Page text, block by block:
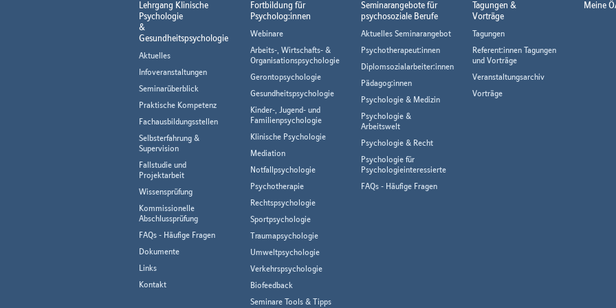
Lehrgang Klinische
Psychologie
&
Gesundheitspsychologie
Aktuelles
Infoveranstaltungen
Seminarüberblick
Praktische Kompetenz
Fachausbildungsstellen
Selbsterfahrung &
Supervision
Fallstudie und
Projektarbeit
Wissensprüfung
Kommissionelle
Abschlussprüfung
FAQs - Häufige Fragen
Dokumente
Links
Kontakt
Fortbildung für
Psycholog:innen
Webinare
Arbeits-, Wirtschafts- &
Organisationspsychologie
Gerontopsychologie
Gesundheitspsychologie
Kinder-, Jugend- und
Familienpsychologie
Klinische Psychologie
Mediation
Notfallpsychologie
Psychotherapie
Rechtspsychologie
Sportpsychologie
Traumapsychologie
Umweltpsychologie
Verkehrspsychologie
Biofeedback
Seminare Tools & Tipps
Seminarangebote für
psychosoziale Berufe
Aktuelles Seminarangebot
Psychotherapeut:innen
Diplomsozialarbeiter:innen
Pädagog:innen
Psychologie & Medizin
Psychologie &
Arbeitswelt
Psychologie & Recht
Psychologie für
Psychologieinteressierte
FAQs - Häufige Fragen
Tagungen &
Vorträge
Tagungen
Referent:innen Tagungen
und Vorträge
Veranstaltungsarchiv
Vorträge
Meine